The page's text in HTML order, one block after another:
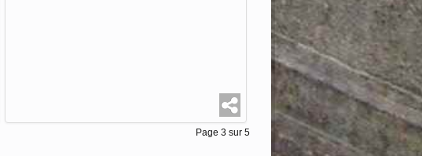
Page 3 sur 5